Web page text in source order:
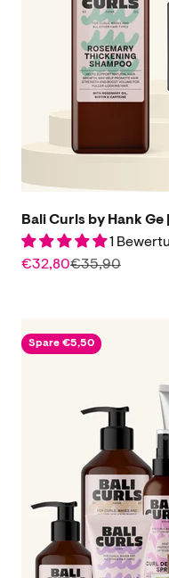
Bali Curls by Hank
1
Angebot
€32,80Regulärer Preis
€35,90
Spare €5,50